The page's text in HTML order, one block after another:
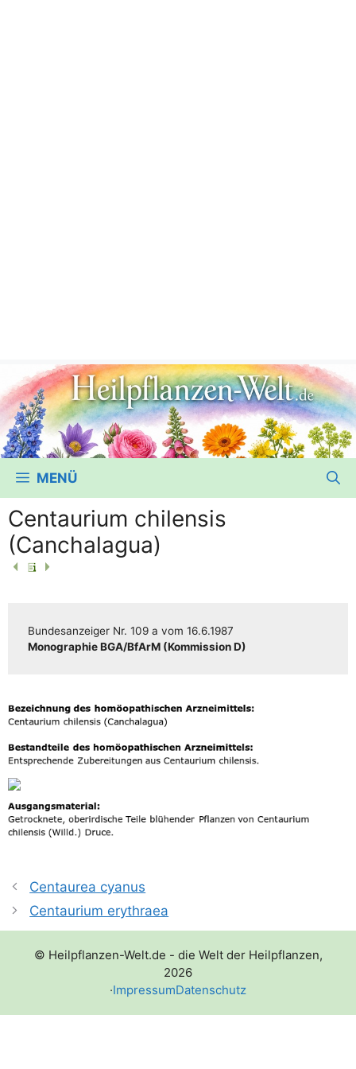
MENÜ
Centaurium chilensis
(Canchalagua)
Bun­des­an­zei­ger Nr. 109 a vom 16.6.1987
Mono­gra­phie BGA/​​BfArM (Kom­mis­si­on D)
Centaurea cyanus
Centaurium erythraea
© Heilpflanzen-Welt.de - die Welt der Heilpflanzen,
2026
·ImpressumDatenschutz